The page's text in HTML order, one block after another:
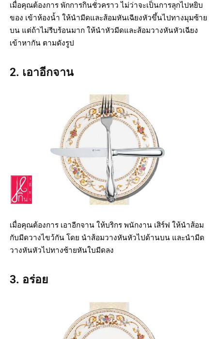
เมื่อคุณต้องการ พักการกินชั่วคราว ไม่ว่าจะเป็นการลุกไปหยิบ
ของ เข้าห้องน้ำ ให้นำมีดและส้อมหันเฉียงหัวขึ้นไปทางมุมซ้าย
บน แต่ถ้าไม่รีบร้อนมาก ให้นำหัวมีดและส้อมวางหันหัวเฉียง
เข้าหากัน ตามดังรูป
2. เอาอีกจาน
เมื่อคุณต้องการ เอาอีกจาน ให้บริกร พนักงาน เสิร์ฟ ให้นำส้อม
กับมีดวางไขว้กัน โดย นำส้อมวางหันหัวไปด้านบน และนำมีด
วางหันหัวไปทางซ้ายหันใบมีดลง
3. อร่อย